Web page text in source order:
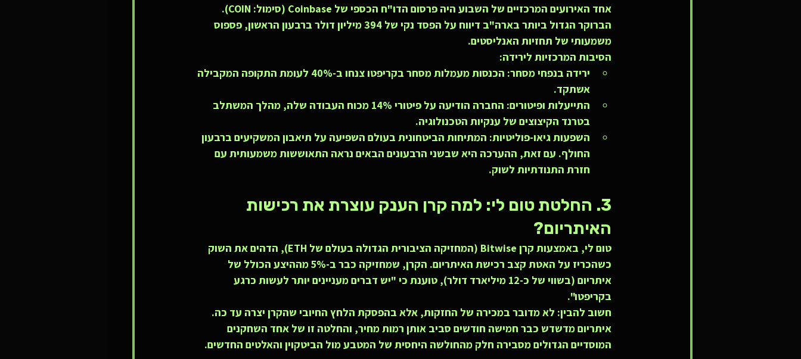
אחד האירועים המרכזיים של השבוע היה פרסום הדו"ח הכספי של Coinbase (סימול: COIN).
הברוקר הגדול ביותר בארה"ב דיווח על הפסד נקי של 394 מיליון דולר ברבעון הראשון, פספוס
משמעותי של תחזיות האנליסטים.
הסיבות המרכזיות לירידה:
ירידה בנפחי מסחר:
הכנסות מעמלות מסחר בקריפטו צנחו ב-40% לעומת התקופה המקבילה
אשתקד.
התייעלות ופיטורים:
החברה הודיעה על פיטורי 14% מכוח העבודה שלה, מהלך המשתלב
בטרנד הקיצוצים של ענקיות הטכנולוגיה.
השפעות גיאו-פוליטיות: המתיחות הביטחונית בעולם השפיעה על תיאבון המשקיעים ברבעון
החולף. עם זאת, ההערכה היא שבשני הרבעונים הבאים נראה התאוששות משמעותית עם
חזרת התנודתיות לשוק.
3. החלטת טום לי: למה קרן הענק עוצרת את רכישות
האיתריום?
טום לי, באמצעות קרן Bitwise (המחזיקה הציבורית הגדולה בעולם של ETH), הדהים את השוק
כשהכריז על האטת קצב רכישת האיתריום. הקרן, שמחזיקה כבר ב-5% מההיצע הכולל של
איתריום (בשווי של כ-12 מיליארד דולר), טוענת כי "יש דברים מעניינים יותר לעשות כרגע
בקריפטו".
חשוב להבין: לא מדובר במכירה של החזקות, אלא בהפסקת הלחץ החיובי שהקרן יצרה עד כה.
איתריום מדשדש כבר חמישה חודשים סביב אותן רמות מחיר, והחלטה זו של אחד השחקנים
המוסדיים הגדולים מסבירה חלק מהחולשה היחסית של המטבע מול הביטקוין והאלטים החדשים.